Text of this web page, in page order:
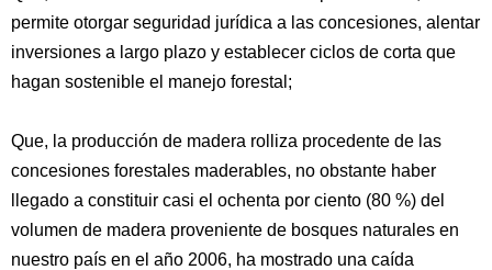
permite otorgar seguridad jurídica a las concesiones, alentar
inversiones a largo plazo y establecer ciclos de corta que
hagan sostenible el manejo forestal;
Que, la producción de madera rolliza procedente de las
concesiones forestales maderables, no obstante haber
llegado a constituir casi el ochenta por ciento (80 %) del
volumen de madera proveniente de bosques naturales en
nuestro país en el año 2006, ha mostrado una caída